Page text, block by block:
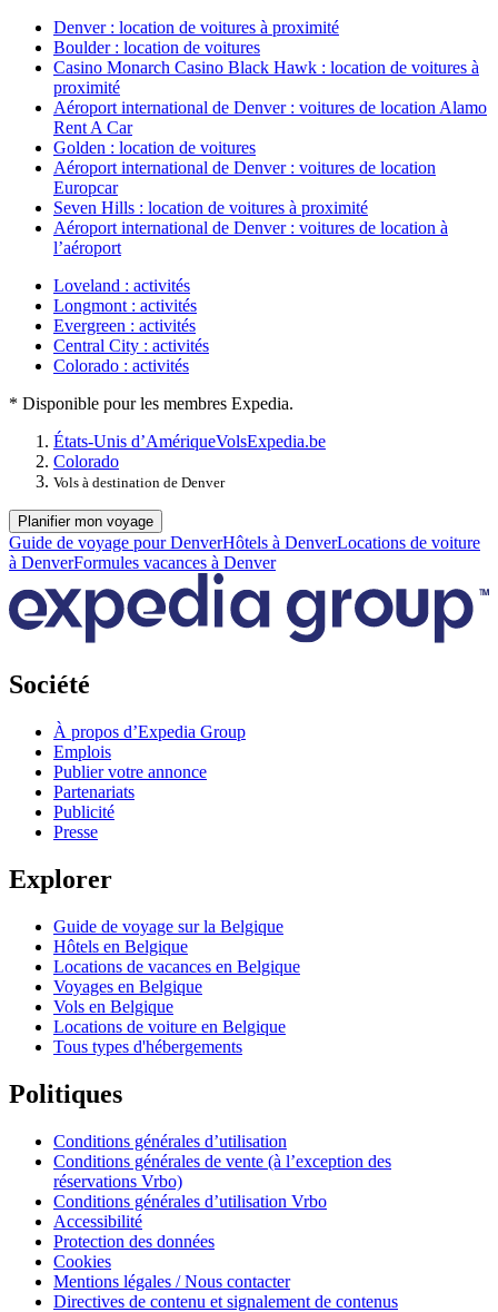
Denver : location de voitures à proximité
Boulder : location de voitures
Casino Monarch Casino Black Hawk : location de voitures à
proximité
Aéroport international de Denver : voitures de location Alamo
Rent A Car
Golden : location de voitures
Aéroport international de Denver : voitures de location
Europcar
Seven Hills : location de voitures à proximité
Aéroport international de Denver : voitures de location à
l’aéroport
Loveland : activités
Longmont : activités
Evergreen : activités
Central City : activités
Colorado : activités
* Disponible pour les membres Expedia.
États-Unis d’AmériqueVolsExpedia.be
Colorado
Vols à destination de Denver
Planifier mon voyage
Guide de voyage pour DenverHôtels à DenverLocations de voiture
à DenverFormules vacances à Denver
Société
À propos d’Expedia Group
Emplois
Publier votre annonce
Partenariats
Publicité
Presse
Explorer
Guide de voyage sur la Belgique
Hôtels en Belgique
Locations de vacances en Belgique
Voyages en Belgique
Vols en Belgique
Locations de voiture en Belgique
Tous types d'hébergements
Politiques
Conditions générales d’utilisation
Conditions générales de vente (à l’exception des
réservations Vrbo)
Conditions générales d’utilisation Vrbo
Accessibilité
Protection des données
Cookies
Mentions légales / Nous contacter
Directives de contenu et signalement de contenus